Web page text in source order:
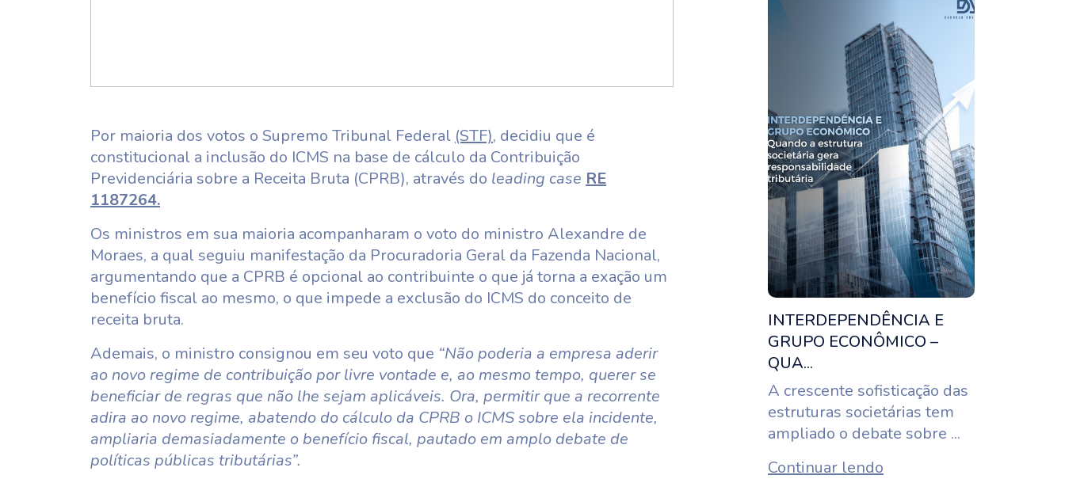
Por maioria dos votos o Supremo Tribunal Federal (STF), decidiu que é
constitucional a inclusão do ICMS na base de cálculo da Contribuição
Previdenciária sobre a Receita Bruta (CPRB), através do leading case RE
1187264.
Os ministros em sua maioria acompanharam o voto do ministro Alexandre de
Moraes, a qual seguiu manifestação da Procuradoria Geral da Fazenda Nacional,
argumentando que a CPRB é opcional ao contribuinte o que já torna a exação um
benefício fiscal ao mesmo, o que impede a exclusão do ICMS do conceito de
receita bruta.
Ademais, o ministro consignou em seu voto que “Não poderia a empresa aderir
ao novo regime de contribuição por livre vontade e, ao mesmo tempo, querer se
beneficiar de regras que não lhe sejam aplicáveis. Ora, permitir que a recorrente
adira ao novo regime, abatendo do cálculo da CPRB o ICMS sobre ela incidente,
ampliaria demasiadamente o benefício fiscal, pautado em amplo debate de
políticas públicas tributárias”.
INTERDEPENDÊNCIA E
GRUPO ECONÔMICO –
QUA...
A crescente sofisticação das
estruturas societárias tem
ampliado o debate sobre ...
Continuar lendo